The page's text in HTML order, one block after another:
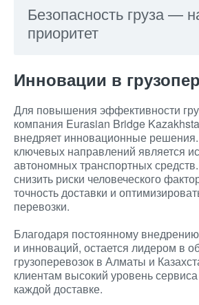
Безопасность груза —
приоритет
Инновации в
Для повышения эффективности
компания Eurasian Bridge
внедряет инновационные
ключевых направлений является
автономных транспортных
снизить риски человеческого
точность доставки и
перевозки.
Благодаря постоянному
и инноваций, остается лидером в
грузоперевозок в Алматы и
клиентам высокий уровень
каждой доставке.